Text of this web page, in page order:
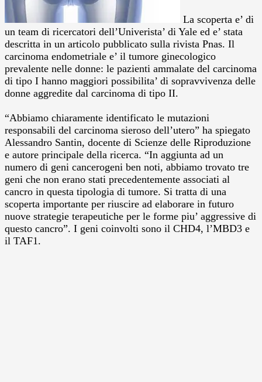
La scoperta e’ di
un team di ricercatori dell’Univerista’ di Yale ed e’ stata
descritta in un articolo pubblicato sulla rivista Pnas. Il
carcinoma endometriale e’ il tumore ginecologico
prevalente nelle donne: le pazienti ammalate del carcinoma
di tipo I hanno maggiori possibilita’ di sopravvivenza delle
donne aggredite dal carcinoma di tipo II.
“Abbiamo chiaramente identificato le mutazioni
responsabili del carcinoma sieroso dell’utero” ha spiegato
Alessandro Santin, docente di Scienze delle Riproduzione
e autore principale della ricerca. “In aggiunta ad un
numero di geni cancerogeni ben noti, abbiamo trovato tre
geni che non erano stati precedentemente associati al
cancro in questa tipologia di tumore. Si tratta di una
scoperta importante per riuscire ad elaborare in futuro
nuove strategie terapeutiche per le forme piu’ aggressive di
questo cancro”. I geni coinvolti sono il CHD4, l’MBD3 e
il TAF1.